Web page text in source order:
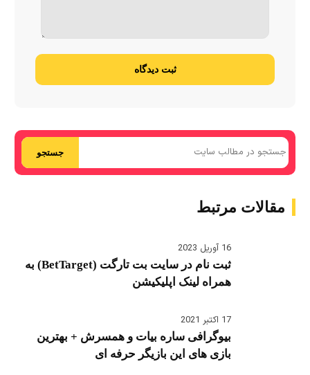
ثبت دیدگاه
جستجو
مقالات مرتبط
16 آوریل 2023
ثبت نام در سایت بت تارگت (BetTarget) به
همراه لینک اپلیکیشن
17 اکتبر 2021
بیوگرافی ساره بیات و همسرش + بهترین
بازی های این بازیگر حرفه ای